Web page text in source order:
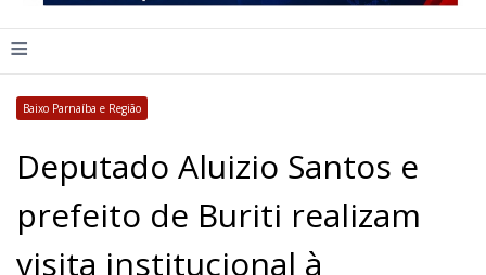
≡
Baixo Parnaíba e Região
Deputado Aluizio Santos e
prefeito de Buriti realizam
visita institucional à